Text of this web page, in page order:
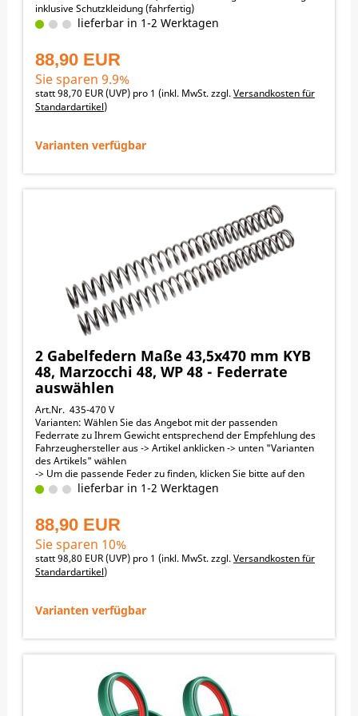
inklusive Schutzkleidung (fahrfertig)
Fahrergewicht / empfohlene Federraten:
65-75 kg -> 4,4 N/mm
75-85 kg -> 4,6 N/mm
85-95 kg -> 4,8 N/mm
95-105 kg -> 5,0 N/mm
105-115 kg -> 5,2 N/mm
lieferbar in 1-2 Werktagen
88,90 EUR
Sie sparen 9.9%
statt98,70 EUR(UVP) pro 1 (inkl. MwSt. zzgl.Versandkosten für
Standardartikel)
Varianten verfügbar
2 Gabelfedern Maße 43,5x470 mm KYB
48, Marzocchi 48, WP 48 - Federrate
auswählen
Art.Nr. 435-470 V
Varianten: Wählen Sie das Angebot mit der passenden
Federrate zu Ihrem Gewicht entsprechend der Empfehlung des
Fahrzeughersteller aus -> Artikel anklicken -> unten "Varianten
des Artikels" wählen
-> Um die passende Feder zu finden, klicken Sie bitte auf den
Link „Passende Federn (Bike + Fahrergewicht)“ in der
↓ nach unten scrollen zu den Angeboten
Passend für folgende Motorräder:
KTM 125EXC 2017-2020
KTM 125EXC_SIX_DAYS 2003-2024
SHERCO 125SE_FACTORY 2018-2018
KTM 250EXC 2017-2024
KTM 250EXC-F 2017-2024
KTM 250EXC-F_SIX_DAYS 2013-2024
SHERCO 250SE_RACING 2014-2021
SHERCO 250SEF_FACTORY 2017-2018
SHERCO 250SEF_RACING 2018-2021
lieferbar in 1-2 Werktagen
88,90 EUR
Sie sparen 10%
statt98,80 EUR(UVP) pro 1 (inkl. MwSt. zzgl.Versandkosten für
Standardartikel)
Varianten verfügbar